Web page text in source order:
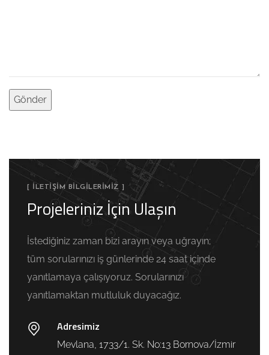
[ İLETIŞIM BILGILERIMIZ ]
Projeleriniz İçin Ulaşın
İstediğiniz zaman bizi arayın veya uğrayın;
tüm sorularınızı iş günlerinde 24 saat içinde
yanıtlamaya çalışıyoruz. Sorularınızı
yanıtlamaktan mutluluk duyacağız.
Adresimiz
Mevlana, 1733/1. Sk. No:13 Bornova/İzmir